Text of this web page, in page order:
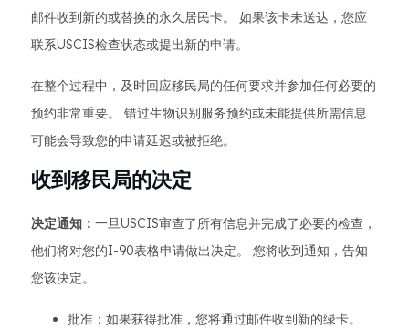
邮件收到新的或替换的永久居民卡。 如果该卡未送达，您应
联系USCIS检查状态或提出新的申请。
在整个过程中，及时回应移民局的任何要求并参加任何必要的
预约非常重要。 错过生物识别服务预约或未能提供所需信息
可能会导致您的申请延迟或被拒绝。
收到移民局的决定
决定通知： 一旦USCIS审查了所有信息并完成了必要的检查，
他们将对您的I-90表格申请做出决定。 您将收到通知，告知
您该决定。
批准：如果获得批准，您将通过邮件收到新的绿卡。